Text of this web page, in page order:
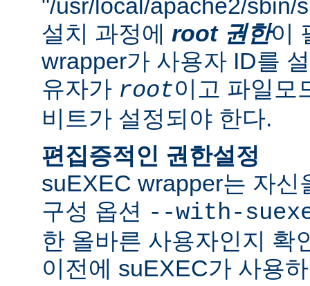
"/usr/local/apache2/sbin/
설치 과정에 root 권한이
wrapper가 사용자 ID를
유자가 root이고 파일모
비트가 설정되야 한다.
편집증적인 권한설정
suEXEC wrapper는 자신
구성 옵션 --with-
한 올바른 사용자인지 확
이전에 suEXEC가 사용